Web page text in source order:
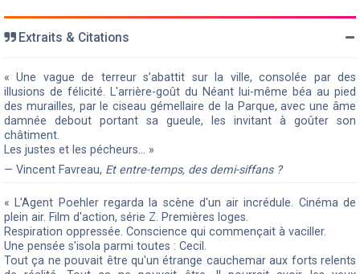
Extraits & Citations
« Une vague de terreur s’abattit sur la ville, consolée par des
illusions de félicité. L'arrière-goût du Néant lui-même béa au pied
des murailles, par le ciseau gémellaire de la Parque, avec une âme
damnée debout portant sa gueule, les invitant à goûter son
châtiment.
Les justes et les pécheurs… »
— Vincent Favreau, Et entre-temps, des demi-siffans ?
« L'Agent Poehler regarda la scène d'un air incrédule. Cinéma de
plein air. Film d'action, série Z. Premières loges.
Respiration oppressée. Conscience qui commençait à vaciller.
Une pensée s'isola parmi toutes : Cecil.
Tout ça ne pouvait être qu'un étrange cauchemar aux forts relents